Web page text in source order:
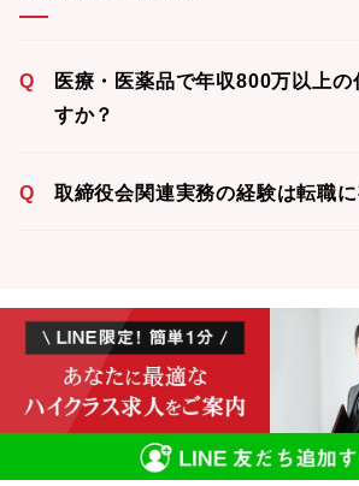
Q
医療・医薬品で年収800万以上の
すか？
Q 取締役会関連実務の経験は転職